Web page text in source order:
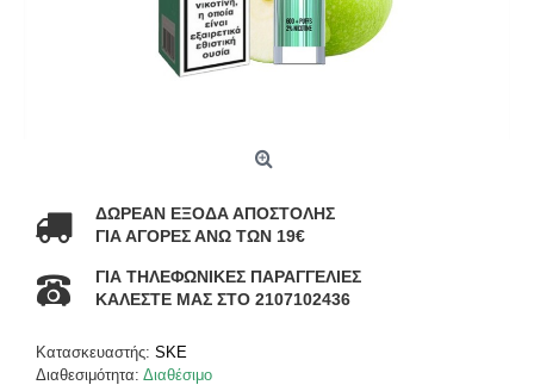
ΔΩΡΕΑΝ ΕΞΟΔΑ ΑΠΟΣΤΟΛΗΣ
ΓΙΑ ΑΓΟΡΕΣ ΑΝΩ ΤΩΝ 19€
ΓΙΑ ΤΗΛΕΦΩΝΙΚΕΣ ΠΑΡΑΓΓΕΛΙΕΣ
ΚΑΛΕΣΤΕ ΜΑΣ ΣΤΟ 2107102436
Κατασκευαστής: SKE
Διαθεσιμότητα: Διαθέσιμο